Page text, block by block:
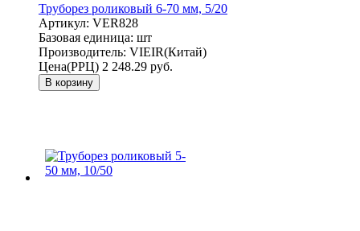
Труборез роликовый 6-70 мм, 5/20
Артикул: VER828
Базовая единица: шт
Производитель: VIEIR(Китай)
Цена(РРЦ) 2 248.29 руб.
В корзину